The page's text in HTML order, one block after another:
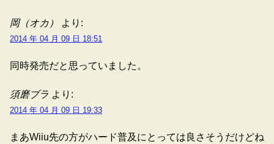
岡（オカ） より:
2014 年 04 月 09 日 18:51
同時発売だと思っていました。
須磨ブラ より:
2014 年 04 月 09 日 19:33
まあWiiu先の方がハード普及にとっては良さそうだけどね